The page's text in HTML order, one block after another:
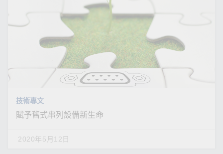
技術專文
賦予舊式串列設備新生命
2020年5月12日